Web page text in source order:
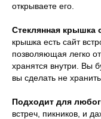
открываете его.
Стеклянная крышка
крышка есть сайт
позволяющая легко
хранятся внутри
Вы
вы сделать не
Подходит для
встреч, пикников, и